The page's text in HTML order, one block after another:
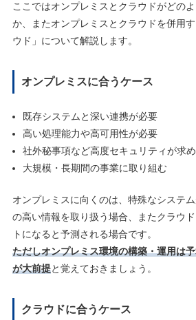
ここではオンプレミスとクラウドがどの
か、またオンプレミスとクラウドを併用
ウド」について解説します。
オンプレミスに合うケース
既存システムと深い連携が必要
高い処理能力や高可用性が必要
社外秘事項など高度セキュリティが求
大規模・長期間の事業に取り組む
オンプレミスに向くのは、特殊なシステ
の高い情報を取り扱う場合、またクラウ
トになると予測される場合です。
ただしオンプレミス環境の構築・運用は
が大前提と覚えておきましょう。
クラウドに合うケース